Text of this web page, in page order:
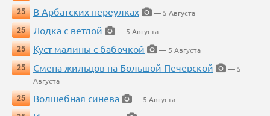
25
В Арбатских переулках
— 5 Августа
25
Лодка с ветлой
— 5 Августа
25
Куст малины с бабочкой
— 5 Августа
25
Смена жильцов на Большой Печерской
— 5
Августа
25
Волшебная синева
— 5 Августа